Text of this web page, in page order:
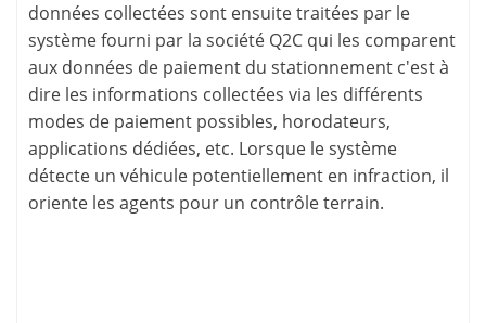
données collectées sont ensuite traitées par le
système fourni par la société Q2C qui les comparent
aux données de paiement du stationnement c'est à
dire les informations collectées via les différents
modes de paiement possibles, horodateurs,
applications dédiées, etc. Lorsque le système
détecte un véhicule potentiellement en infraction, il
oriente les agents pour un contrôle terrain.